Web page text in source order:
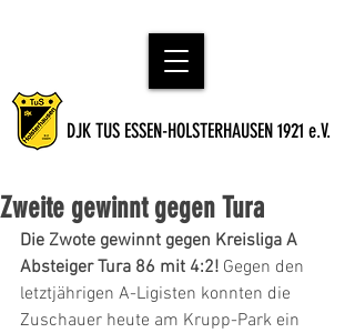
DJK TUS ESSEN-HOLSTERHAUSEN 1921 e.V.
Zweite gewinnt gegen Tura
Die Zwote gewinnt gegen Kreisliga A
Absteiger Tura 86 mit 4:2! Gegen den
letztjährigen A-Ligisten konnten die
Zuschauer heute am Krupp-Park ein